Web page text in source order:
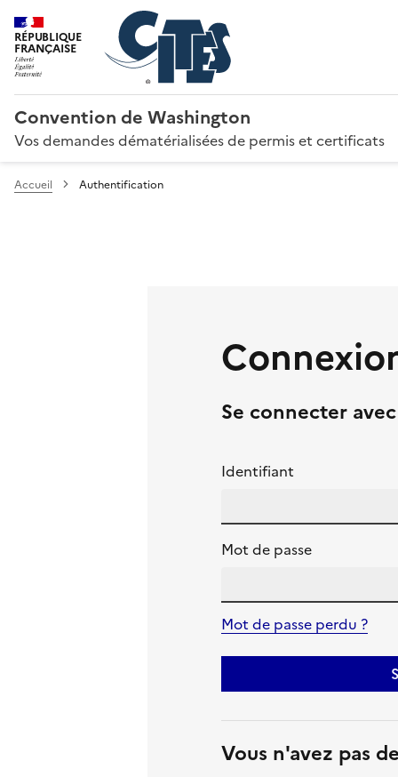
RÉPUBLIQUE
FRANÇAISE
Convention de Washington
Vos demandes dématérialisées de permis et certificats
Accueil Authentification
Se connecter
Identifiant
Mot de passe
Mot de passe perdu ?
Vous n'avez pas